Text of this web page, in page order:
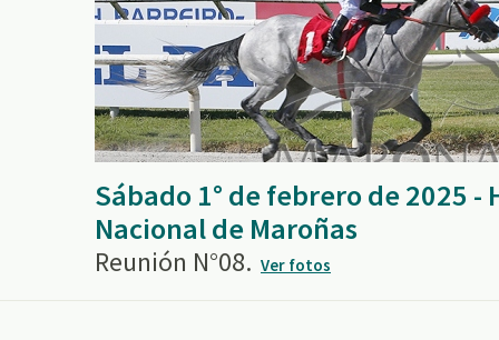
Sábado 1° de febrero de 2025 -
Nacional de Maroñas
Reunión N°08. Ver fotos